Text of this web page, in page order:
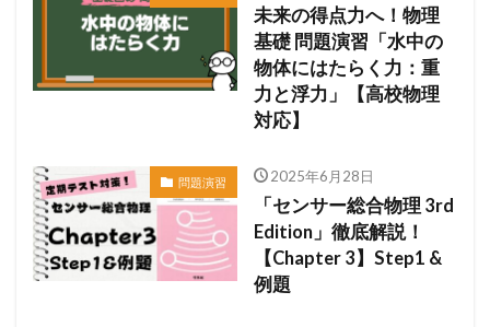
未来の得点力へ！物理
基礎 問題演習「水中の
物体にはたらく力：重
力と浮力」【高校物理
対応】
問題演習 2025年6月28日
「センサー総合物理 3rd
Edition」徹底解説！
【Chapter 3】Step1 &
例題